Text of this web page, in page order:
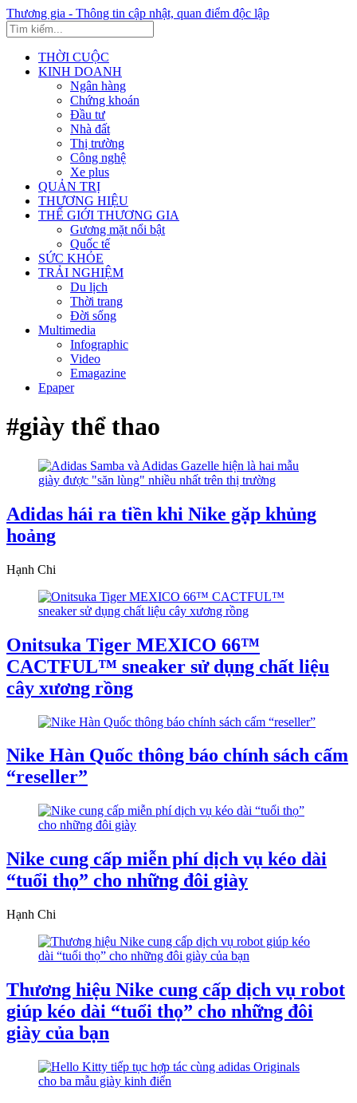
Thương gia - Thông tin cập nhật, quan điểm độc lập
THỜI CUỘC
KINH DOANH
Ngân hàng
Chứng khoán
Đầu tư
Nhà đất
Thị trường
Công nghệ
Xe plus
QUẢN TRỊ
THƯƠNG HIỆU
THẾ GIỚI THƯƠNG GIA
Gương mặt nổi bật
Quốc tế
SỨC KHỎE
TRẢI NGHIỆM
Du lịch
Thời trang
Đời sống
Multimedia
Infographic
Video
Emagazine
Epaper
#giày thể thao
Adidas hái ra tiền khi Nike gặp khủng
hoảng
Hạnh Chi
Onitsuka Tiger MEXICO 66™
CACTFUL™ sneaker sử dụng chất liệu
cây xương rồng
Nike Hàn Quốc thông báo chính sách cấm
“reseller”
Nike cung cấp miễn phí dịch vụ kéo dài
“tuổi thọ” cho những đôi giày
Hạnh Chi
Thương hiệu Nike cung cấp dịch vụ robot
giúp kéo dài “tuổi thọ” cho những đôi
giày của bạn